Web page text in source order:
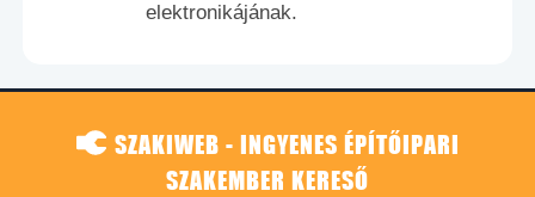
elektronikájának.
SZAKIWEB - INGYENES ÉPÍTŐIPARI
SZAKEMBER KERESŐ